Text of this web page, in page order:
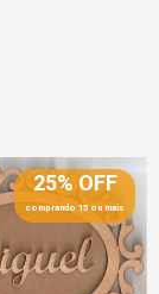
25% OFF
comprando 15 ou mais